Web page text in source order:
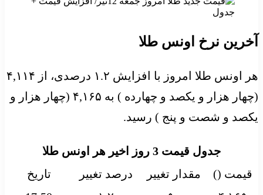
آخرین نرخ اونس طلا
هر اونس طلا امروز با افزایش ۱.۲ درصدی، از ۴,۱۱۴
(چهار هزار و یکصد و چهارده ) به ۴,۱۶۵ (چهار هزار و
یکصد و شصت و پنج ) رسید.
جدول قیمت 3 روز اخیر هر اونس طلا
قیمت ()
مقدار تغییر درصد تغییر
تاریخ